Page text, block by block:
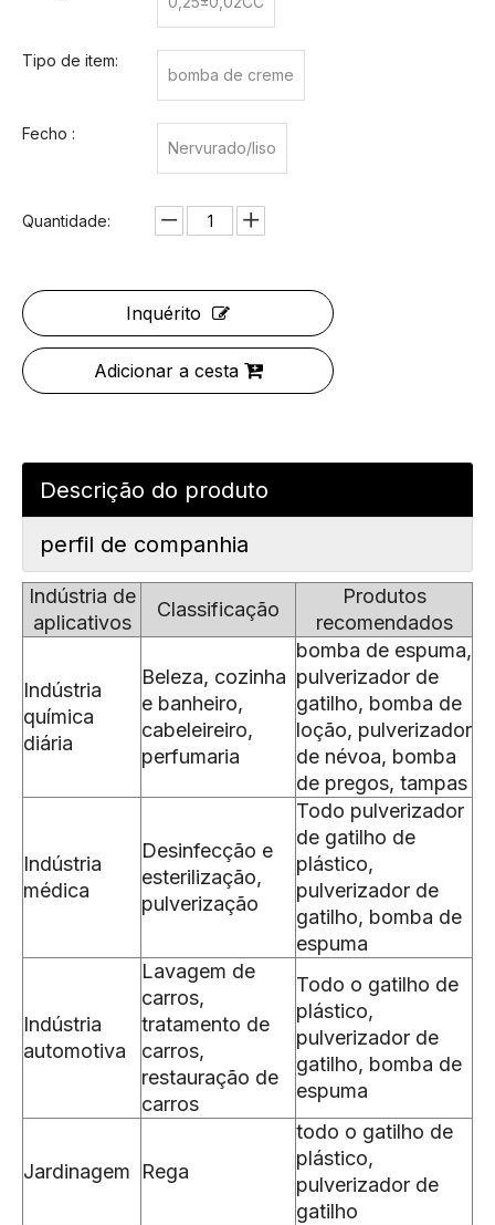
Tipo de item:
bomba de creme
Fecho :
Nervurado/liso
Quantidade:
Inquérito
Adicionar a cesta
Descrição do produto
perfil de companhia
Indústria de
aplicativos
Classificação
Produtos
recomendados
Indústria
química
diária
Beleza, cozinha
e banheiro,
cabeleireiro,
perfumaria
bomba de espuma,
pulverizador de
gatilho, bomba de
loção, pulverizador
de névoa, bomba
de pregos, tampas
Indústria
médica
Desinfecção e
esterilização,
pulverização
Todo pulverizador
de gatilho de
plástico,
pulverizador de
gatilho, bomba de
espuma
Indústria
automotiva
Lavagem de
carros,
tratamento de
carros,
restauração de
carros
Todo o gatilho de
plástico,
pulverizador de
gatilho, bomba de
espuma
Jardinagem Rega
todo o gatilho de
plástico,
pulverizador de
gatilho